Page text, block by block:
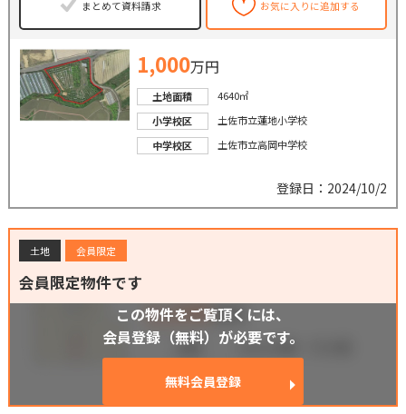
まとめて資料請求 お気に入りに追加する
1,000万円
土地面積
4640㎡
小学校区
土佐市立蓮地小学校
中学校区
土佐市立高岡中学校
登録日：2024/10/2
土地 会員限定
会員限定物件です
この物件をご覧頂くには、
会員登録（無料）が必要です。
無料会員登録